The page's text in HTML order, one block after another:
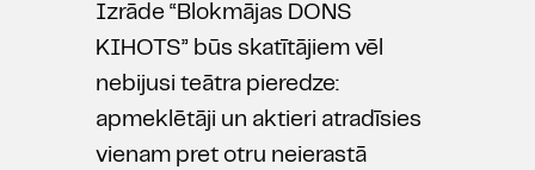
Izrāde “Blokmājas DONS
KIHOTS” būs skatītājiem vēl
nebijusi teātra pieredze:
apmeklētāji un aktieri atradīsies
vienam pret otru neierastā